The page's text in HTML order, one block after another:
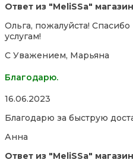
Ответ из "MeliSSa"
Ольга, пожалуйста!
услугам!
С Уважением, Марьяна
Благодарю.
Rated
out
5
16.06.2023
Благодарю за быструю
Анна
Ответ из "MeliSSa"